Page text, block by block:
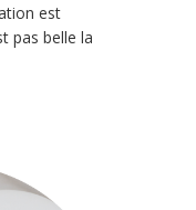
est
pas belle la